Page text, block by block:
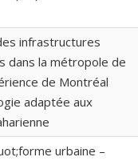
infrastructures
dans la métropole de
de Montréal
adaptée aux
urbaine –